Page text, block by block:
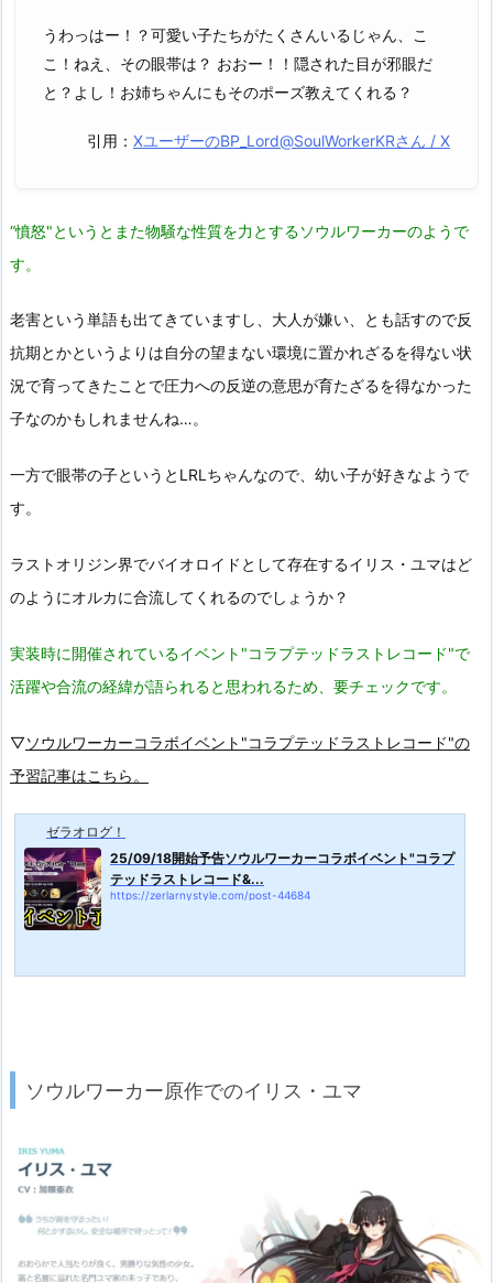
うわっはー！？可愛い子たちがたくさんいるじゃん、こ
こ！ねえ、その眼帯は？ おおー！！隠された目が邪眼だ
と？よし！お姉ちゃんにもそのポーズ教えてくれる？
引用： XユーザーのBP_Lord@SoulWorkerKRさん / X
“憤怒"というとまた物騒な性質を力とするソウルワーカーのようで
す。
老害という単語も出てきていますし、大人が嫌い、とも話すので反
抗期とかというよりは自分の望まない環境に置かれざるを得ない状
況で育ってきたことで圧力への反逆の意思が育たざるを得なかった
子なのかもしれませんね…。
一方で眼帯の子というとLRLちゃんなので、幼い子が好きなようで
す。
ラストオリジン界でバイオロイドとして存在するイリス・ユマはど
のようにオルカに合流してくれるのでしょうか？
実装時に開催されているイベント"コラプテッドラストレコード"で
活躍や合流の経緯が語られると思われるため、要チェックです。
▽ソウルワーカーコラボイベント"コラプテッドラストレコード"の
予習記事はこちら。
ゼラオログ！
25/09/18開始予告ソウルワーカーコラボイベント"コラプ
テッドラストレコード&...
https://zerlarnystyle.com/post-44684
ソウルワーカー原作でのイリス・ユマ